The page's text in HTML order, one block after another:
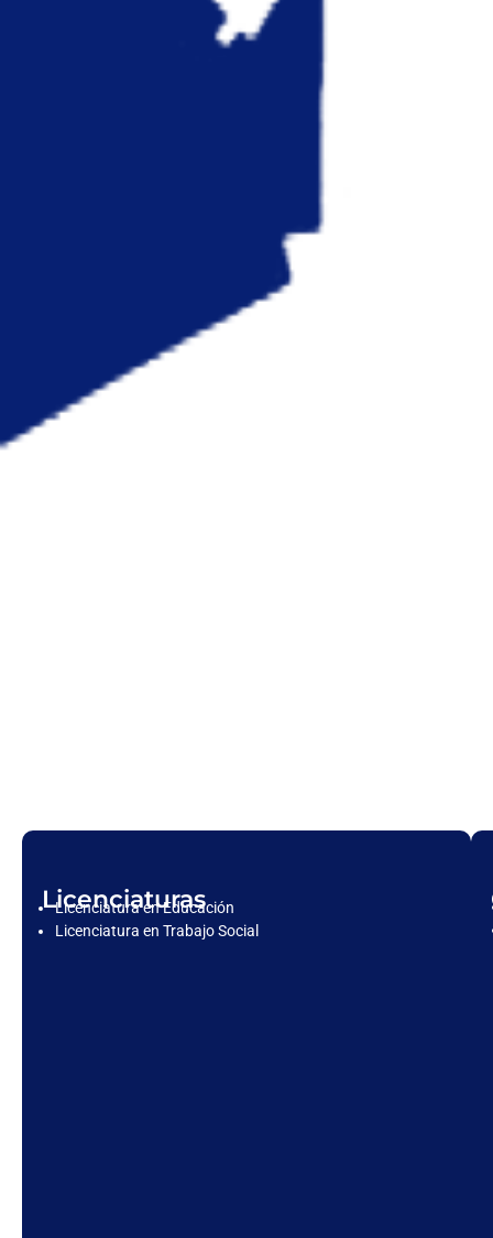
Licenciaturas
Licenciatura en Educación
Licenciatura en Trabajo Social